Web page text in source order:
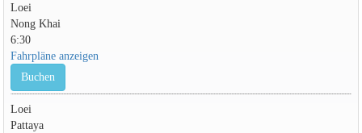
Loei
Nong Khai
6:30
Fahrpläne anzeigen
Buchen
Loei
Pattaya